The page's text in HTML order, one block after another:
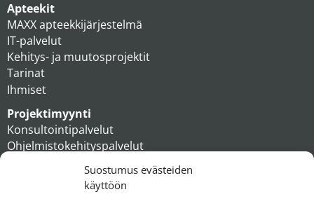
Suostumus evästeiden
käyttöön
Apteekit
MAXX apteekkijärjestelmä
IT-palvelut
Kehitys- ja muutosprojektit
Tarinat
Ihmiset
Projektimyynti
Konsultointipalvelut
Ohjelmistokehityspalvelut